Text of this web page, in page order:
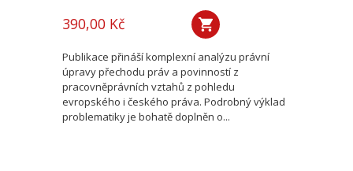
390,00 Kč
Publikace přináší komplexní analýzu právní
úpravy přechodu práv a povinností z
pracovněprávních vztahů z pohledu
evropského i českého práva. Podrobný výklad
problematiky je bohatě doplněn o...